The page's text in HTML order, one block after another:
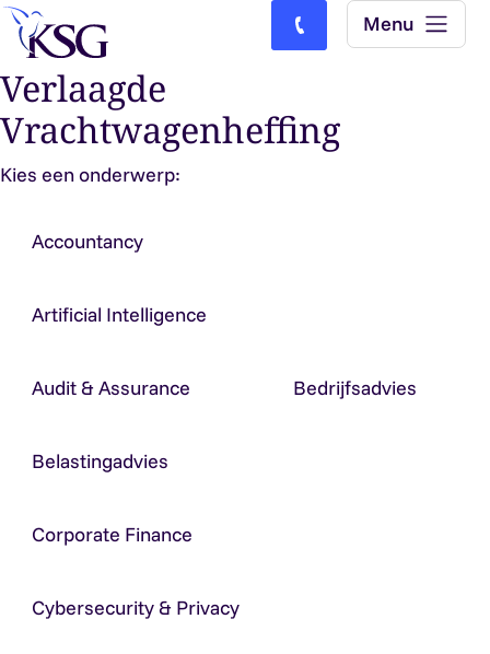
Skip to content
Bel ons: (0)77-4740000
Menu
Verlaagde
Vrachtwagenheffing
Kies een onderwerp:
Accountancy
Artificial Intelligence
Audit & Assurance Bedrijfsadvies
Belastingadvies
Corporate Finance
Cybersecurity & Privacy